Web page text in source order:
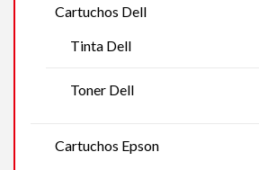
Cartuchos Dell
Tinta Dell
Toner Dell
Cartuchos Epson